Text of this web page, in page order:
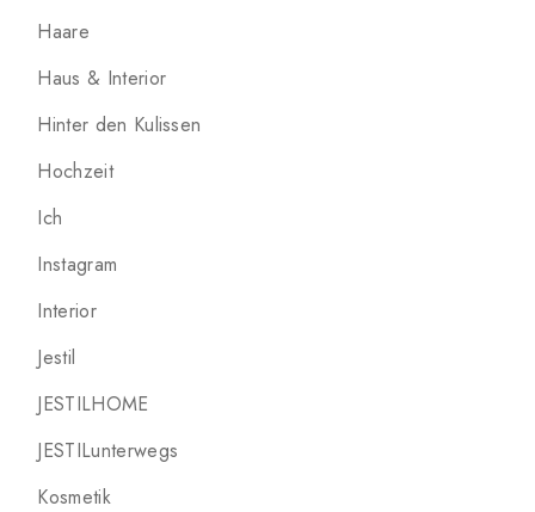
Haare
Haus & Interior
Hinter den Kulissen
Hochzeit
Ich
Instagram
Interior
Jestil
JESTILHOME
JESTILunterwegs
Kosmetik